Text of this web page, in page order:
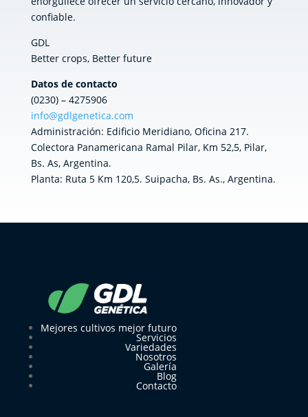
confiable.
GDL
Better crops, Better future
Datos de contacto
(0230) – 4275906
info@gdlgenetica.com
Administración: Edificio Meridiano, Oficina 217.
Colectora Panamericana Ramal Pilar, Km 52,5, Pilar,
Bs. As, Argentina.
Planta: Ruta 5 Km 120,5. Suipacha, Bs. As., Argentina.
Mejores cultivos mejor futuro
Servicios
Variedades
Nosotros
Galería
Blog
Contacto